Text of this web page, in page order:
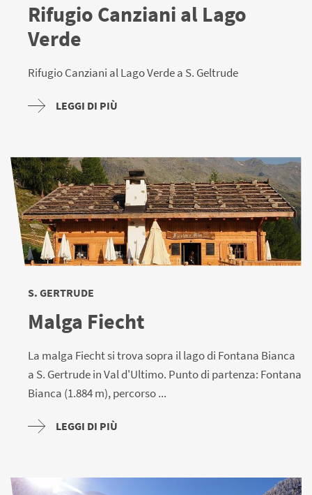
Rifugio Canziani al Lago
Verde
Rifugio Canziani al Lago Verde a S. Geltrude
LEGGI DI PIÙ
S. GERTRUDE
Malga Fiecht
La malga Fiecht si trova sopra il lago di Fontana Bianca
a S. Gertrude in Val d'Ultimo. Punto di partenza: Fontana
Bianca (1.884 m), percorso ...
LEGGI DI PIÙ